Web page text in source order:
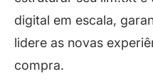
digital em escala,
lidere as novas
compra.